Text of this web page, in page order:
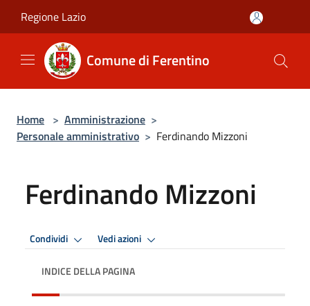
Regione Lazio
Comune di Ferentino
Home > Amministrazione >
Personale amministrativo > Ferdinando Mizzoni
Ferdinando Mizzoni
Condividi Vedi azioni
INDICE DELLA PAGINA